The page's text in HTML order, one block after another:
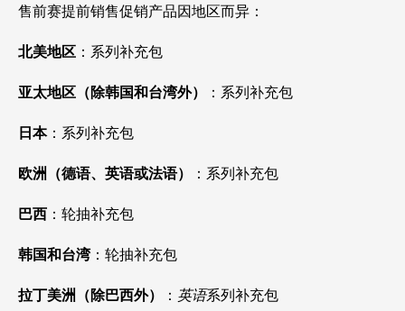
售前赛提前销售促销产品因地区而异：
北美地区 ：系列补充包
亚太地区（除韩国和台湾外） ：系列补充包
日本：系列补充包
欧洲（德语、英语或法语） ：系列补充包
巴西 ：轮抽补充包
韩国和台湾：轮抽补充包
拉丁美洲（除巴西外） ： 英语系列补充包